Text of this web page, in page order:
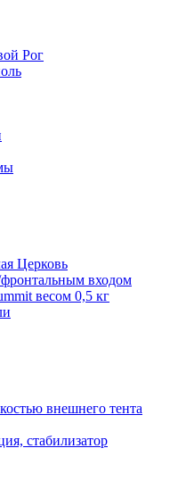
Рог
Церковь
входом
весом 0,5 кг
внешнего тента
стабилизатор